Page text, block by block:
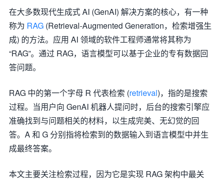
在大多数现代生成式 AI (GenAI) 解决方案的核心，有一种
称为 RAG (Retrieval-Augmented Generation，检索增强生
成) 的方法。应用 AI 领域的软件工程师通常将其称为
“RAG”。通过 RAG，语言模型可以基于企业的专有数据回
答问题。
RAG 中的第一个字母 R 代表检索 (retrieval)，指的是搜索
过程。当用户向 GenAI 机器人提问时，后台的搜索引擎应
准确找到与问题相关的材料，以生成完美、无幻觉的回
答。A 和 G 分别指将检索到的数据输入到语言模型中并生
成最终答案。
本文主要关注检索过程，因为它是实现 RAG 架构中最关